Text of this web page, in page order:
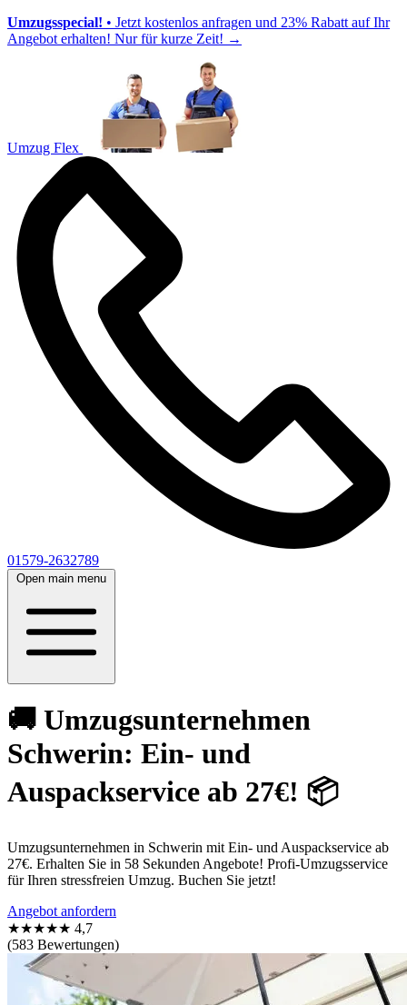
Umzugsspecial! • Jetzt kostenlos anfragen und 23% Rabatt auf Ihr
Angebot erhalten! Nur für kurze Zeit! →
Umzug Flex
01579-2632789
Open main menu
🚚 Umzugsunternehmen
Schwerin: Ein- und
Auspackservice ab 27€! 📦
Umzugsunternehmen in Schwerin mit Ein- und Auspackservice ab
27€. Erhalten Sie in 58 Sekunden Angebote! Profi-Umzugsservice
für Ihren stressfreien Umzug. Buchen Sie jetzt!
Angebot anfordern
★★★★★ 4,7
(583 Bewertungen)